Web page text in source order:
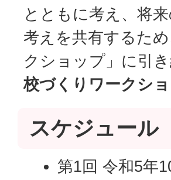
とともに考え、将
考えを共有するた
クショップ」に引
校づくりワークショ
スケジュール
第1回 令和5年